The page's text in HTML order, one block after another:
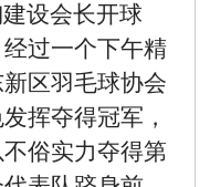
设会长开球
过一个下午精
区羽毛球协会
挥夺得冠军，
俗实力夺得第